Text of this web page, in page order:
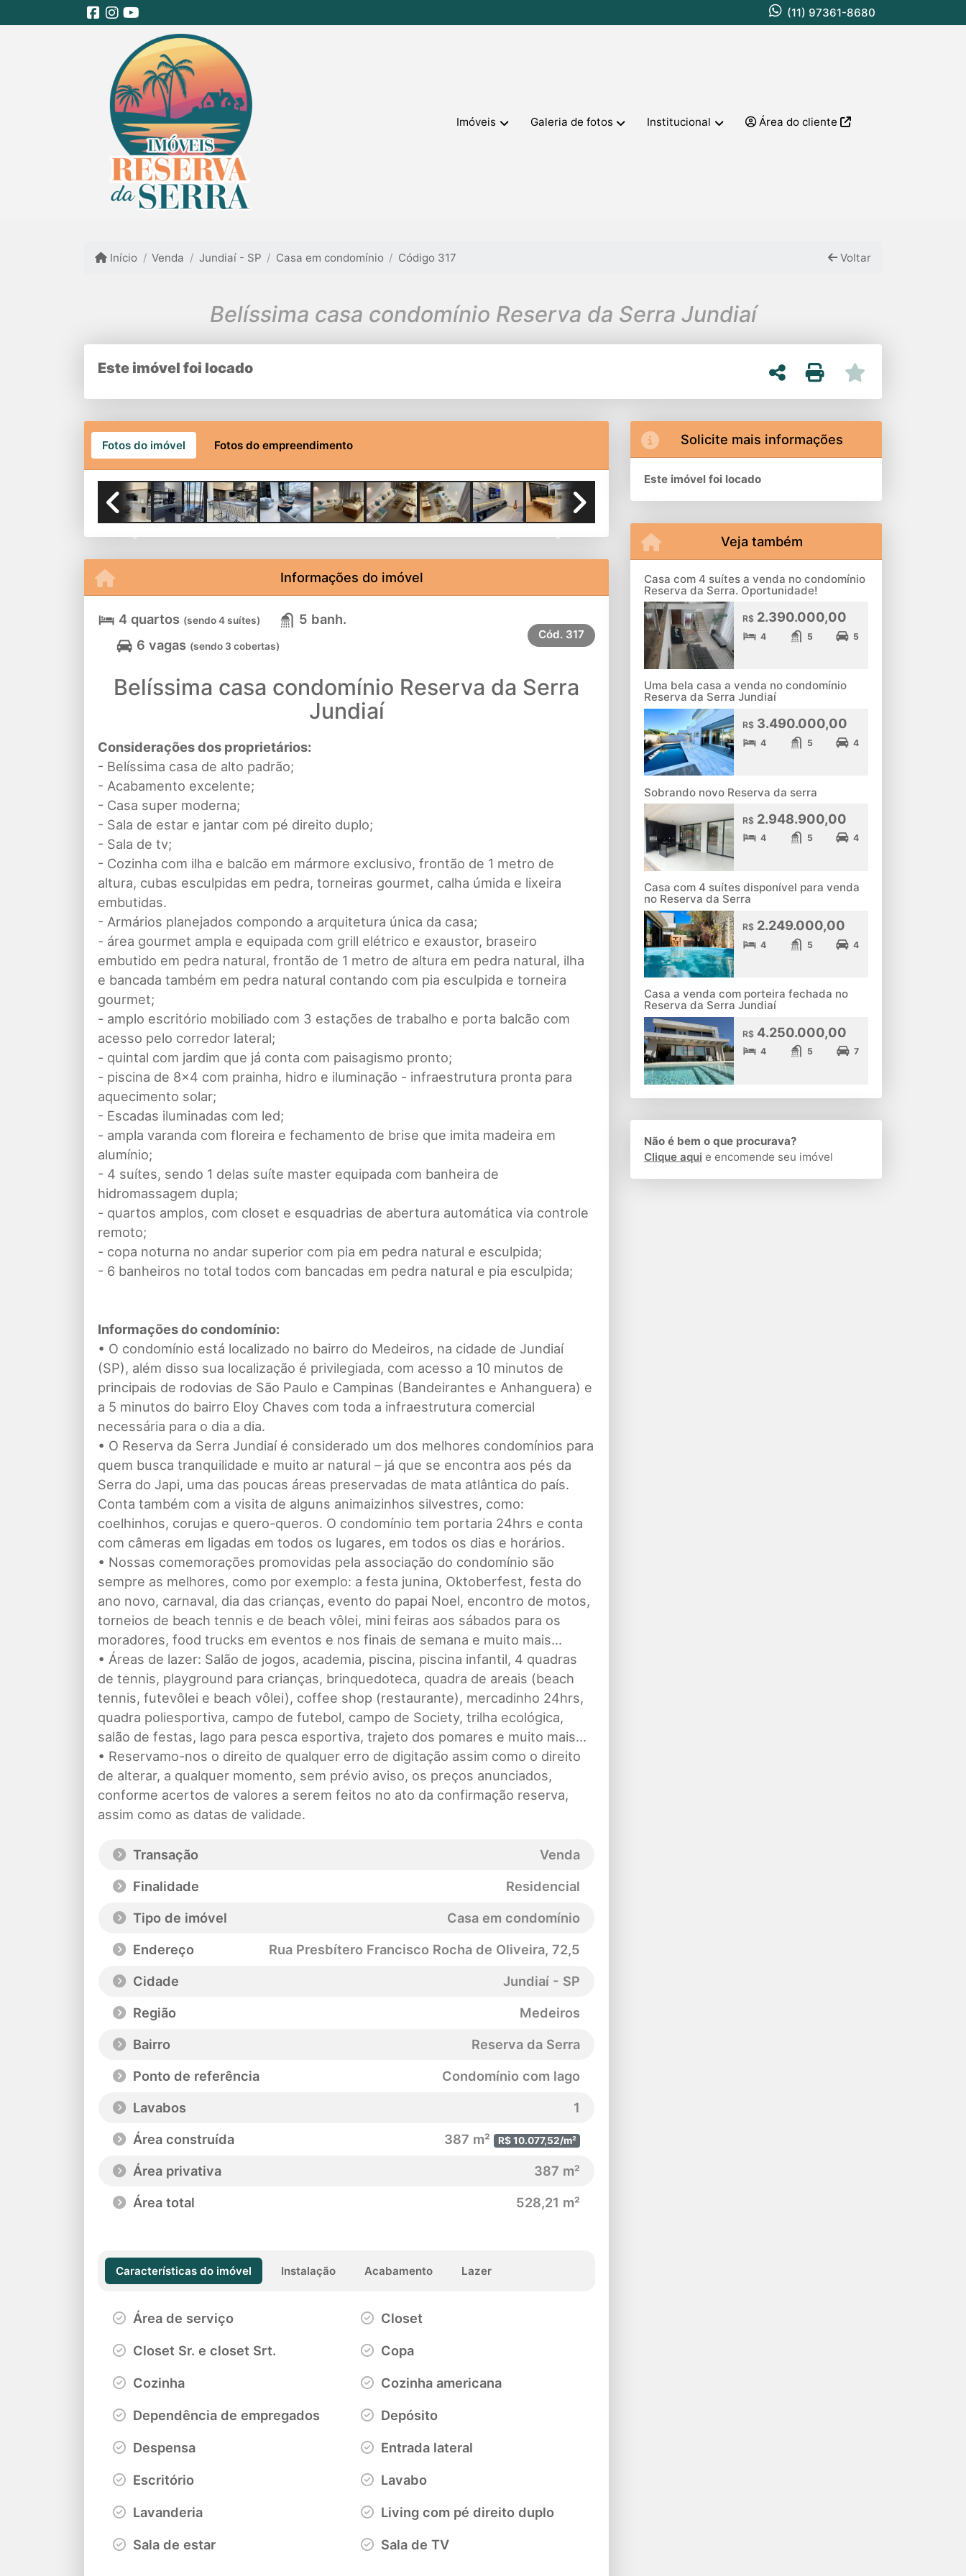
(11) 97361-8680
Imóveis Galeria de fotos Institucional Área do cliente
Início Venda Jundiaí - SP Casa em condomínio Código 317 Voltar
Belíssima casa condomínio Reserva da Serra Jundiaí
Este imóvel foi locado
Fotos do imóvel Fotos do empreendimento
Informações do imóvel
4 quartos (sendo 4 suítes)
5 banh.
6 vagas (sendo 3 cobertas)
Cód. 317
Belíssima casa condomínio Reserva da Serra
Jundiaí
Considerações dos proprietários:
- Belíssima casa de alto padrão;
- Acabamento excelente;
- Casa super moderna;
- Sala de estar e jantar com pé direito duplo;
- Sala de tv;
- Cozinha com ilha e balcão em mármore exclusivo, frontão de 1 metro de
altura, cubas esculpidas em pedra, torneiras gourmet, calha úmida e lixeira
embutidas.
- Armários planejados compondo a arquitetura única da casa;
- área gourmet ampla e equipada com grill elétrico e exaustor, braseiro
embutido em pedra natural, frontão de 1 metro de altura em pedra natural, ilha
e bancada também em pedra natural contando com pia esculpida e torneira
gourmet;
- amplo escritório mobiliado com 3 estações de trabalho e porta balcão com
acesso pelo corredor lateral;
- quintal com jardim que já conta com paisagismo pronto;
- piscina de 8x4 com prainha, hidro e iluminação - infraestrutura pronta para
aquecimento solar;
- Escadas iluminadas com led;
- ampla varanda com floreira e fechamento de brise que imita madeira em
alumínio;
- 4 suítes, sendo 1 delas suíte master equipada com banheira de
hidromassagem dupla;
- quartos amplos, com closet e esquadrias de abertura automática via controle
remoto;
- copa noturna no andar superior com pia em pedra natural e esculpida;
- 6 banheiros no total todos com bancadas em pedra natural e pia esculpida;
Informações do condomínio:
• O condomínio está localizado no bairro do Medeiros, na cidade de Jundiaí
(SP), além disso sua localização é privilegiada, com acesso a 10 minutos de
principais de rodovias de São Paulo e Campinas (Bandeirantes e Anhanguera) e
a 5 minutos do bairro Eloy Chaves com toda a infraestrutura comercial
necessária para o dia a dia.
• O Reserva da Serra Jundiaí é considerado um dos melhores condomínios para
quem busca tranquilidade e muito ar natural – já que se encontra aos pés da
Serra do Japi, uma das poucas áreas preservadas de mata atlântica do país.
Conta também com a visita de alguns animaizinhos silvestres, como:
coelhinhos, corujas e quero-queros. O condomínio tem portaria 24hrs e conta
com câmeras em ligadas em todos os lugares, em todos os dias e horários.
• Nossas comemorações promovidas pela associação do condomínio são
sempre as melhores, como por exemplo: a festa junina, Oktoberfest, festa do
ano novo, carnaval, dia das crianças, evento do papai Noel, encontro de motos,
torneios de beach tennis e de beach vôlei, mini feiras aos sábados para os
moradores, food trucks em eventos e nos finais de semana e muito mais...
• Áreas de lazer: Salão de jogos, academia, piscina, piscina infantil, 4 quadras
de tennis, playground para crianças, brinquedoteca, quadra de areais (beach
tennis, futevôlei e beach vôlei), coffee shop (restaurante), mercadinho 24hrs,
quadra poliesportiva, campo de futebol, campo de Society, trilha ecológica,
salão de festas, lago para pesca esportiva, trajeto dos pomares e muito mais...
• Reservamo-nos o direito de qualquer erro de digitação assim como o direito
de alterar, a qualquer momento, sem prévio aviso, os preços anunciados,
conforme acertos de valores a serem feitos no ato da confirmação reserva,
assim como as datas de validade.
Transação
Venda
Finalidade
Residencial
Tipo de imóvel
Casa em condomínio
Endereço
Rua Presbítero Francisco Rocha de Oliveira, 72,5
Cidade
Jundiaí - SP
Região
Medeiros
Bairro
Reserva da Serra
Ponto de referência
Condomínio com lago
Lavabos
1
Área construída
387 m² R$ 10.077,52/m²
Área privativa
387 m²
Área total
528,21 m²
Características do imóvel Instalação Acabamento Lazer
Área de serviço Closet
Closet Sr. e closet Srt. Copa
Cozinha Cozinha americana
Dependência de empregados Depósito
Despensa Entrada lateral
Escritório Lavabo
Lavanderia Living com pé direito duplo
Sala de estar Sala de TV
Solicite mais informações
Este imóvel foi locado
Veja também
Casa com 4 suítes a venda no condomínio
Reserva da Serra. Oportunidade!
R$2.390.000,00
4 5 5
Uma bela casa a venda no condomínio
Reserva da Serra Jundiaí
R$3.490.000,00
4 5 4
Sobrando novo Reserva da serra
R$2.948.900,00
4 5 4
Casa com 4 suítes disponível para venda
no Reserva da Serra
R$2.249.000,00
4 5 4
Casa a venda com porteira fechada no
Reserva da Serra Jundiaí
R$4.250.000,00
4 5 7
Não é bem o que procurava?
Clique aqui e encomende seu imóvel